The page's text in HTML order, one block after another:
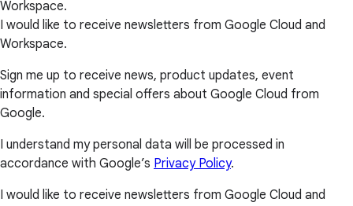
Workspace.
I would like to receive newsletters from Google Cloud and
Workspace.
Sign me up to receive news, product updates, event
information and special offers about Google Cloud from
Google.
I understand my personal data will be processed in
accordance with Google’s Privacy Policy.
I would like to receive newsletters from Google Cloud and